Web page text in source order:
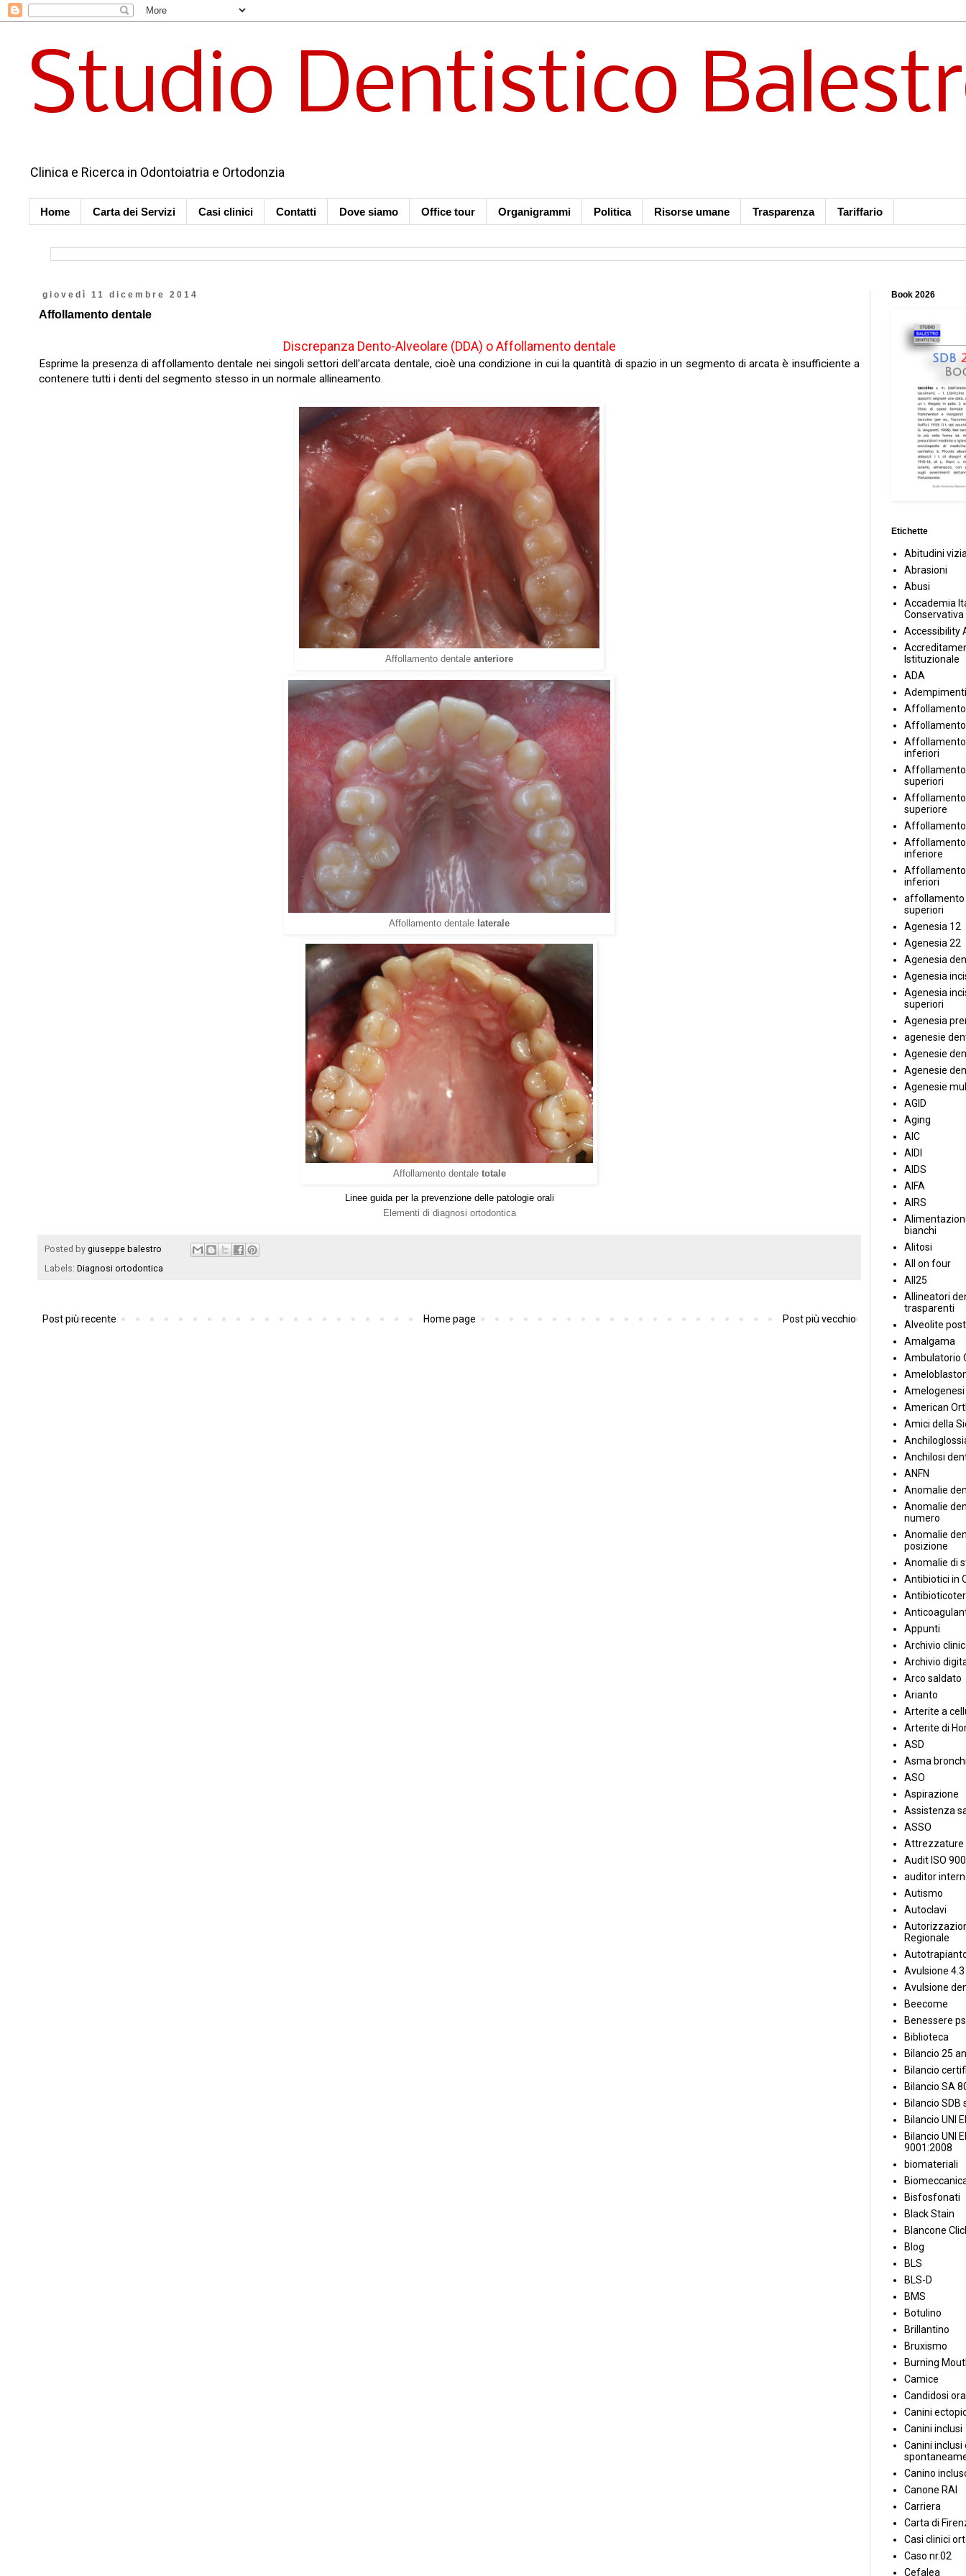
Studio Dentistico
Clinica e Ricerca in Odontoiatria e Ortodonzia
Home Carta dei Servizi Casi clinici Contatti Dove siamo Office tour Organigrammi Politica Risorse umane Trasparenza Tariffario
giovedì 11 dicembre 2014
Affollamento dentale
Discrepanza Dento-Alveolare (DDA) o Affollamento dentale
Esprime la presenza di affollamento dentale nei singoli settori dell'arcata dentale, cioè una condizione in cui la quantità di spazio in un segmento di arcata è insufficiente a
contenere tutti i denti del segmento stesso in un normale allineamento.
Affollamento dentale anteriore
Affollamento dentale laterale
Affollamento dentale totale
Linee guida per la prevenzione delle patologie orali
Elementi di diagnosi ortodontica
Posted by giuseppe balestro
Labels: Diagnosi ortodontica
Post più recente Post più vecchio
Home page
Book 2026
Etichette
Abitudini
Abrasioni
Abusi
Accademia
Conservativa
Accessibility
Istituzionale
ADA
Adempimenti
Affollamento
inferiori
Affollamento
superiori
Affollamento
superiore
inferiore
Affollamento
inferiori
affollamento
superiori
Agenesia 12
Agenesia 22
Agenesia
Agenesia
Agenesia
superiori
Agenesia
agenesie
Agenesie
Agenesie
Agenesie
AGID
Aging
AIC
AIDI
AIDS
AIFA
AIRS
bianchi
Alitosi
All on four
All25
Allineatori
trasparenti
Alveolite
Amalgama
Ambulatorio
American
Amici della
Anchilosi
ANFN
Anomalie
Anomalie
numero
Anomalie
posizione
Anomalie di
Antibiotici in
Appunti
Archivio
Archivio
Arco saldato
Arianto
Arterite a
Arterite di
ASD
Asma
ASO
Aspirazione
Assistenza
ASSO
Attrezzature
Audit ISO
auditor
Autismo
Autoclavi
Regionale
Avulsione 4.3
Avulsione
Beecome
Benessere
Biblioteca
Bilancio 25
Bilancio
Bilancio SA
Bilancio SDB
Bilancio UNI
Bilancio UNI
9001:2008
biomateriali
Bisfosfonati
Black Stain
Blancone
Blog
BLS
BLS-D
BMS
Botulino
Brillantino
Bruxismo
Burning
Camice
Candidosi
Canini
Canini inclusi
Canini inclusi
Canino
Canone RAI
Carriera
Carta di
Casi clinici
Caso nr.02
Cefalea